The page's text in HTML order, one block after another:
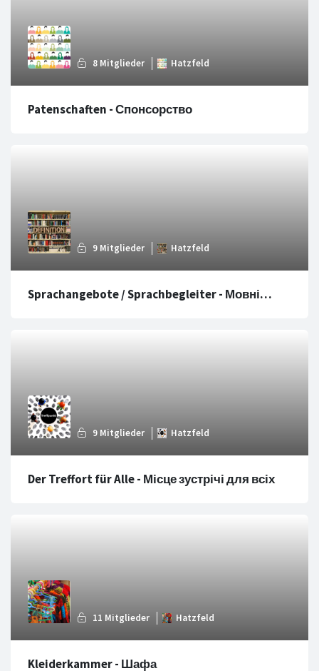
Patenschaften - Спонсорство
Sprachangebote / Sprachbegleiter - Мовні
Der Treffort für Alle - Місце зустрічі для всіх
Kleiderkammer - Шафа